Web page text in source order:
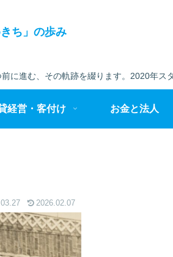
ち」の歩み
に進む、その軌跡を綴ります。2020年ス
経営・客付け お金と法人
2026.02.07